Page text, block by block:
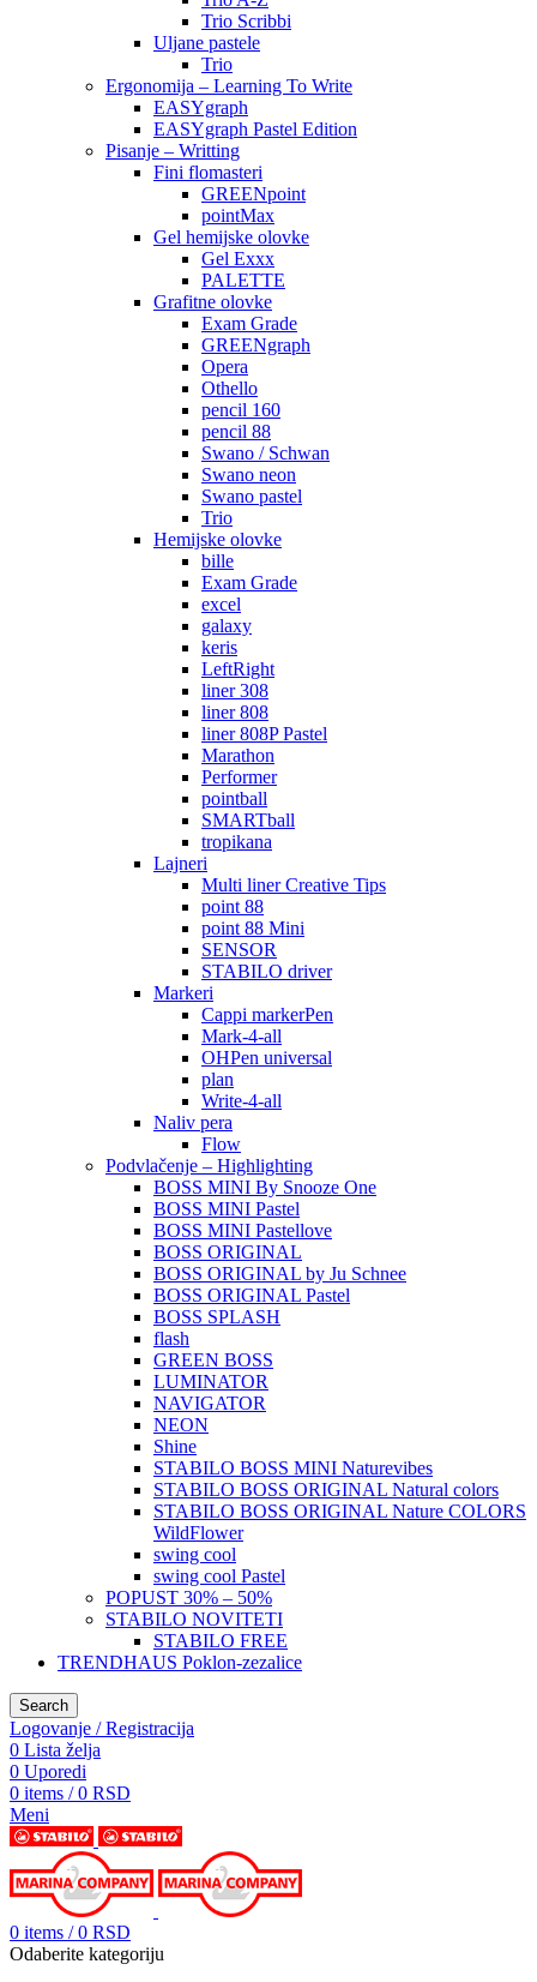
Trio Scribbi
Uljane pastele
Trio
Ergonomija – Learning To Write
EASYgraph
EASYgraph Pastel Edition
Pisanje – Writting
Fini flomasteri
GREENpoint
pointMax
Gel hemijske olovke
Gel Exxx
PALETTE
Grafitne olovke
Exam Grade
GREENgraph
Opera
Othello
pencil 160
pencil 88
Swano / Schwan
Swano neon
Swano pastel
Trio
Hemijske olovke
bille
Exam Grade
excel
galaxy
keris
LeftRight
liner 308
liner 808
liner 808P Pastel
Marathon
Performer
pointball
SMARTball
tropikana
Lajneri
Multi liner Creative Tips
point 88
point 88 Mini
SENSOR
STABILO driver
Markeri
Cappi markerPen
Mark-4-all
OHPen universal
plan
Write-4-all
Naliv pera
Flow
Podvlačenje – Highlighting
BOSS MINI By Snooze One
BOSS MINI Pastel
BOSS MINI Pastellove
BOSS ORIGINAL
BOSS ORIGINAL by Ju Schnee
BOSS ORIGINAL Pastel
BOSS SPLASH
flash
GREEN BOSS
LUMINATOR
NAVIGATOR
NEON
Shine
STABILO BOSS MINI Naturevibes
STABILO BOSS ORIGINAL Natural colors
STABILO BOSS ORIGINAL Nature COLORS
WildFlower
swing cool
swing cool Pastel
POPUST 30% – 50%
STABILO NOVITETI
STABILO FREE
TRENDHAUS Poklon-zezalice
Search
Logovanje / Registracija
0 Lista želja
0 Uporedi
0 items / 0 RSD
Meni
0 items / 0 RSD
Odaberite kategoriju